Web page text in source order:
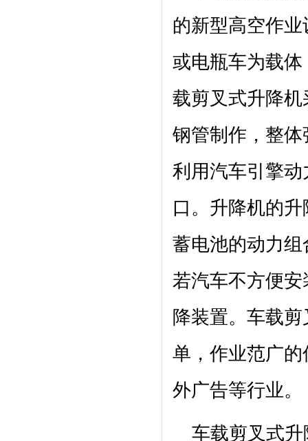
的新型高空作
或电瓶车为载
载剪叉式升降机
钢管制作，整
利用汽车引擎
口。 升降机的升
蓄电池的动力
若汽车不方便
降装置。车载
单，作业范广
外广告等行业。
车载剪叉式升